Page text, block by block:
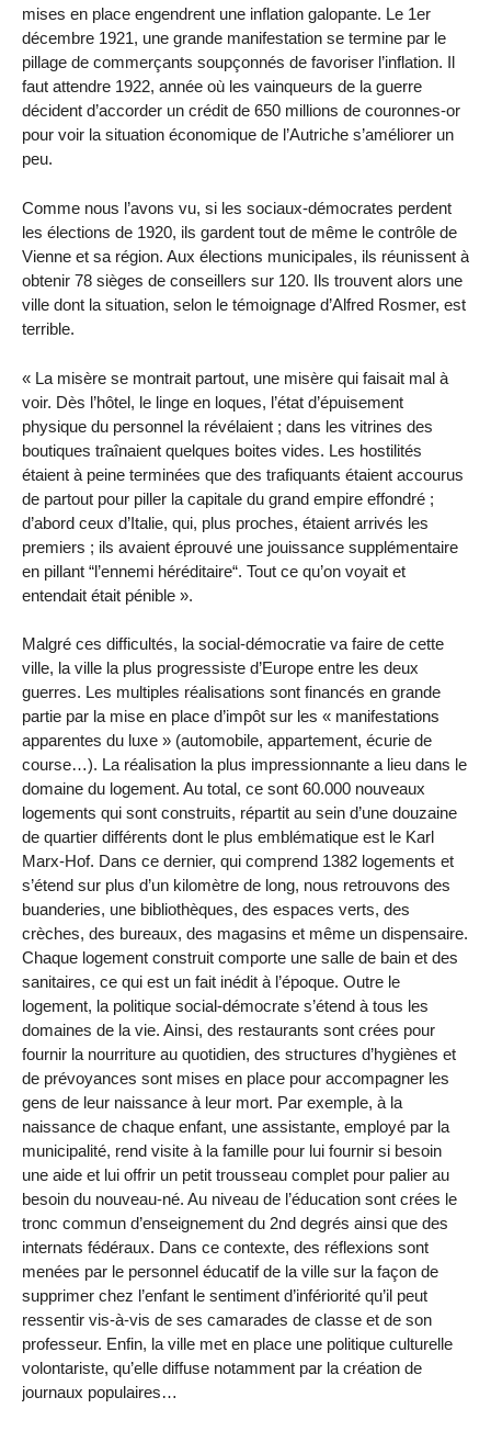
mises en place engendrent une inflation galopante. Le 1er
décembre 1921, une grande manifestation se termine par le
pillage de commerçants soupçonnés de favoriser l’inflation. Il
faut attendre 1922, année où les vainqueurs de la guerre
décident d’accorder un crédit de 650 millions de couronnes-or
pour voir la situation économique de l’Autriche s’améliorer un
peu.
Comme nous l’avons vu, si les sociaux-démocrates perdent
les élections de 1920, ils gardent tout de même le contrôle de
Vienne et sa région. Aux élections municipales, ils réunissent à
obtenir 78 sièges de conseillers sur 120. Ils trouvent alors une
ville dont la situation, selon le témoignage d’Alfred Rosmer, est
terrible.
« La misère se montrait partout, une misère qui faisait mal à
voir. Dès l’hôtel, le linge en loques, l’état d’épuisement
physique du personnel la révélaient ; dans les vitrines des
boutiques traînaient quelques boites vides. Les hostilités
étaient à peine terminées que des trafiquants étaient accourus
de partout pour piller la capitale du grand empire effondré ;
d’abord ceux d’Italie, qui, plus proches, étaient arrivés les
premiers ; ils avaient éprouvé une jouissance supplémentaire
en pillant “l’ennemi héréditaire“. Tout ce qu’on voyait et
entendait était pénible ».
Malgré ces difficultés, la social-démocratie va faire de cette
ville, la ville la plus progressiste d’Europe entre les deux
guerres. Les multiples réalisations sont financés en grande
partie par la mise en place d’impôt sur les « manifestations
apparentes du luxe » (automobile, appartement, écurie de
course…). La réalisation la plus impressionnante a lieu dans le
domaine du logement. Au total, ce sont 60.000 nouveaux
logements qui sont construits, répartit au sein d’une douzaine
de quartier différents dont le plus emblématique est le Karl
Marx-Hof. Dans ce dernier, qui comprend 1382 logements et
s’étend sur plus d’un kilomètre de long, nous retrouvons des
buanderies, une bibliothèques, des espaces verts, des
crèches, des bureaux, des magasins et même un dispensaire.
Chaque logement construit comporte une salle de bain et des
sanitaires, ce qui est un fait inédit à l’époque. Outre le
logement, la politique social-démocrate s’étend à tous les
domaines de la vie. Ainsi, des restaurants sont crées pour
fournir la nourriture au quotidien, des structures d’hygiènes et
de prévoyances sont mises en place pour accompagner les
gens de leur naissance à leur mort. Par exemple, à la
naissance de chaque enfant, une assistante, employé par la
municipalité, rend visite à la famille pour lui fournir si besoin
une aide et lui offrir un petit trousseau complet pour palier au
besoin du nouveau-né. Au niveau de l’éducation sont crées le
tronc commun d’enseignement du 2nd degrés ainsi que des
internats fédéraux. Dans ce contexte, des réflexions sont
menées par le personnel éducatif de la ville sur la façon de
supprimer chez l’enfant le sentiment d’infériorité qu’il peut
ressentir vis-à-vis de ses camarades de classe et de son
professeur. Enfin, la ville met en place une politique culturelle
volontariste, qu’elle diffuse notamment par la création de
journaux populaires…